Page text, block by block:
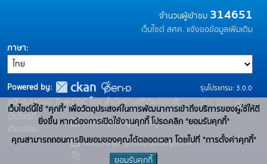
จำนวนผู้เข้าชม 314651
เว็บไซต์ สศค. แจ้งขอข้อมูลเพิ่มเติม
ภาษา
Powered by:
สนับสนุนระบบ Thai-GDC โดย สำนักงานสถิติแห่งชาติ
เว็บไซต์ที่
เกี่ยวข้อง:
ระบบบัญชีข้อมูลภาครัฐ
บริการนามานุกรมบัญชีข้อมูลภาค
รุ่นโปรแกรม: 3.0.0
วันที่: 2025-06-
10
เว็บไซต์นี้ใช้ "คุกกี้" เพื่อวัตถุประสงค์ในการพัฒนาการเข้าถึงบริการของผู้ใช้ให้ดี
ยิ่งขึ้น หากต้องการเปิดใช้งานคุกกี้ โปรดคลิก "ยอมรับคุกกี้"
คุณสามารถถอนการยินยอมของคุณได้ตลอดเวลา โดยไปที่ "การตั้งค่าคุกกี้"
ยอมรับคุกกี้
x